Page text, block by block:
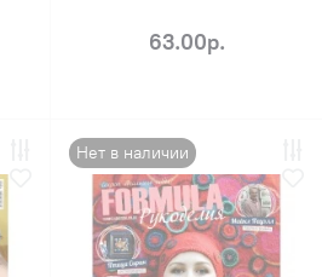
63.00р.
Нет в наличии